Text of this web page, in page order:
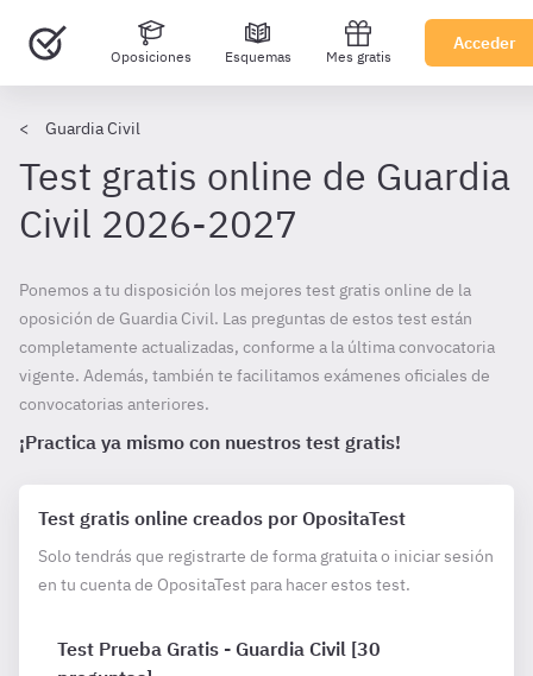
Oposiciones Esquemas Mes gratis
Acceder
Guardia Civil
Test gratis online de Guardia
Civil 2026-2027
Ponemos a tu disposición los mejores test gratis online de la
oposición de Guardia Civil. Las preguntas de estos test están
completamente actualizadas, conforme a la última convocatoria
vigente. Además, también te facilitamos exámenes oficiales de
convocatorias anteriores.
¡Practica ya mismo con nuestros test gratis!
Test gratis online creados por OpositaTest
Solo tendrás que registrarte de forma gratuita o iniciar sesión
en tu cuenta de OpositaTest para hacer estos test.
Test Prueba Gratis - Guardia Civil [30